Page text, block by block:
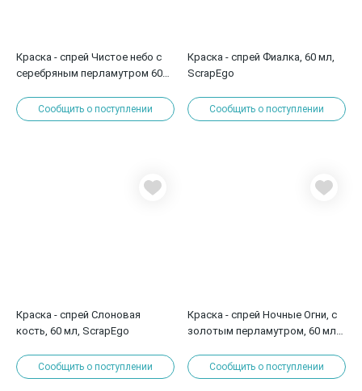
Краска - спрей Чистое небо с
серебряным перламутром 60
Сообщить о поступлении
Краска - спрей Фиалка, 60 мл,
ScrapEgo
Сообщить о поступлении
Краска - спрей Слоновая
кость, 60 мл, ScrapEgo
Сообщить о поступлении
Краска - спрей Ночные Огни, с
золотым перламутром, 60 мл,
Сообщить о поступлении